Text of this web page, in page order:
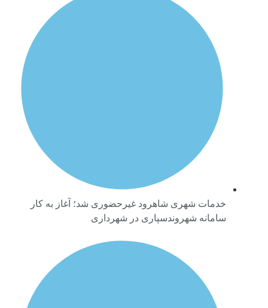
خدمات شهری شاهرود غیرحضوری شد؛ آغاز به کار
سامانه شهروندسپاری در شهرداری